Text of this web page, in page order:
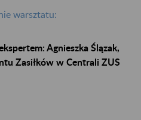
warsztatu:
Agnieszka Ślązak,
Zasiłków w Centrali ZUS